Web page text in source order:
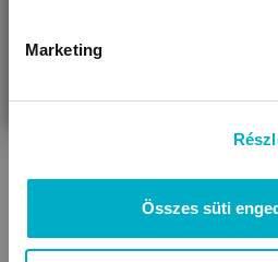
Marketing
Összes süti
VÁRANDÓS